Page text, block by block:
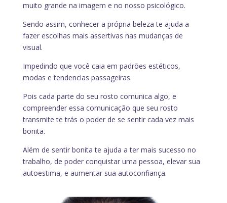
muito grande na imagem e no nosso psicológico.
Sendo assim, conhecer a própria beleza te ajuda a
fazer escolhas mais assertivas nas mudanças de
visual.
Impedindo que você caia em padrões estéticos,
modas e tendencias passageiras.
Pois cada parte do seu rosto comunica algo, e
compreender essa comunicação que seu rosto
transmite te trás o poder de se sentir cada vez mais
bonita.
Além de sentir bonita te ajuda a ter mais sucesso no
trabalho, de poder conquistar uma pessoa, elevar sua
autoestima, e aumentar sua autoconfiança.